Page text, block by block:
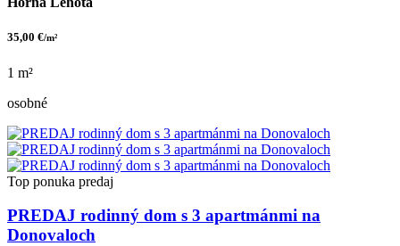
35,00 €/m²
1 m²
osobné
Top ponuka predaj
PREDAJ rodinný dom s 3 apartmánmi na
Donovaloch